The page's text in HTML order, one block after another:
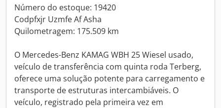
Número do estoque: 19420
Codpfxjr Uzmfe Af Asha
Quilometragem: 175.509 km
O Mercedes-Benz KAMAG WBH 25 Wiesel usado,
veículo de transferência com quinta roda Terberg,
oferece uma solução potente para carregamento e
transporte de estruturas intercambiáveis. O
veículo, registrado pela primeira vez em